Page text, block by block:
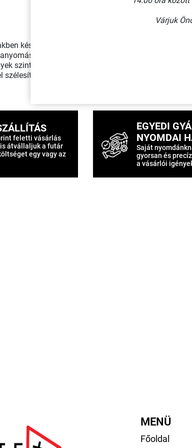
készülnek, ezért egyedi igényeket is rövid
mellett digitális nyomtatásra is
szinte minden esetben szakanyagot is
szélesítettük kínálatunkat: a biztonsági
feletti vásárlás
átvállaljuk a futár
egy vagy az
EGYEDI
NYOMDAI
Saját
gyorsan és
a vásárlói
MENÜ
Főoldal
Várjuk